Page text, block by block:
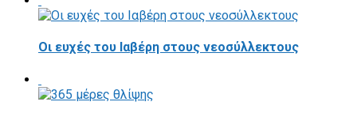
Οι ευχές του Ιαβέρη στους νεοσύλλεκτους